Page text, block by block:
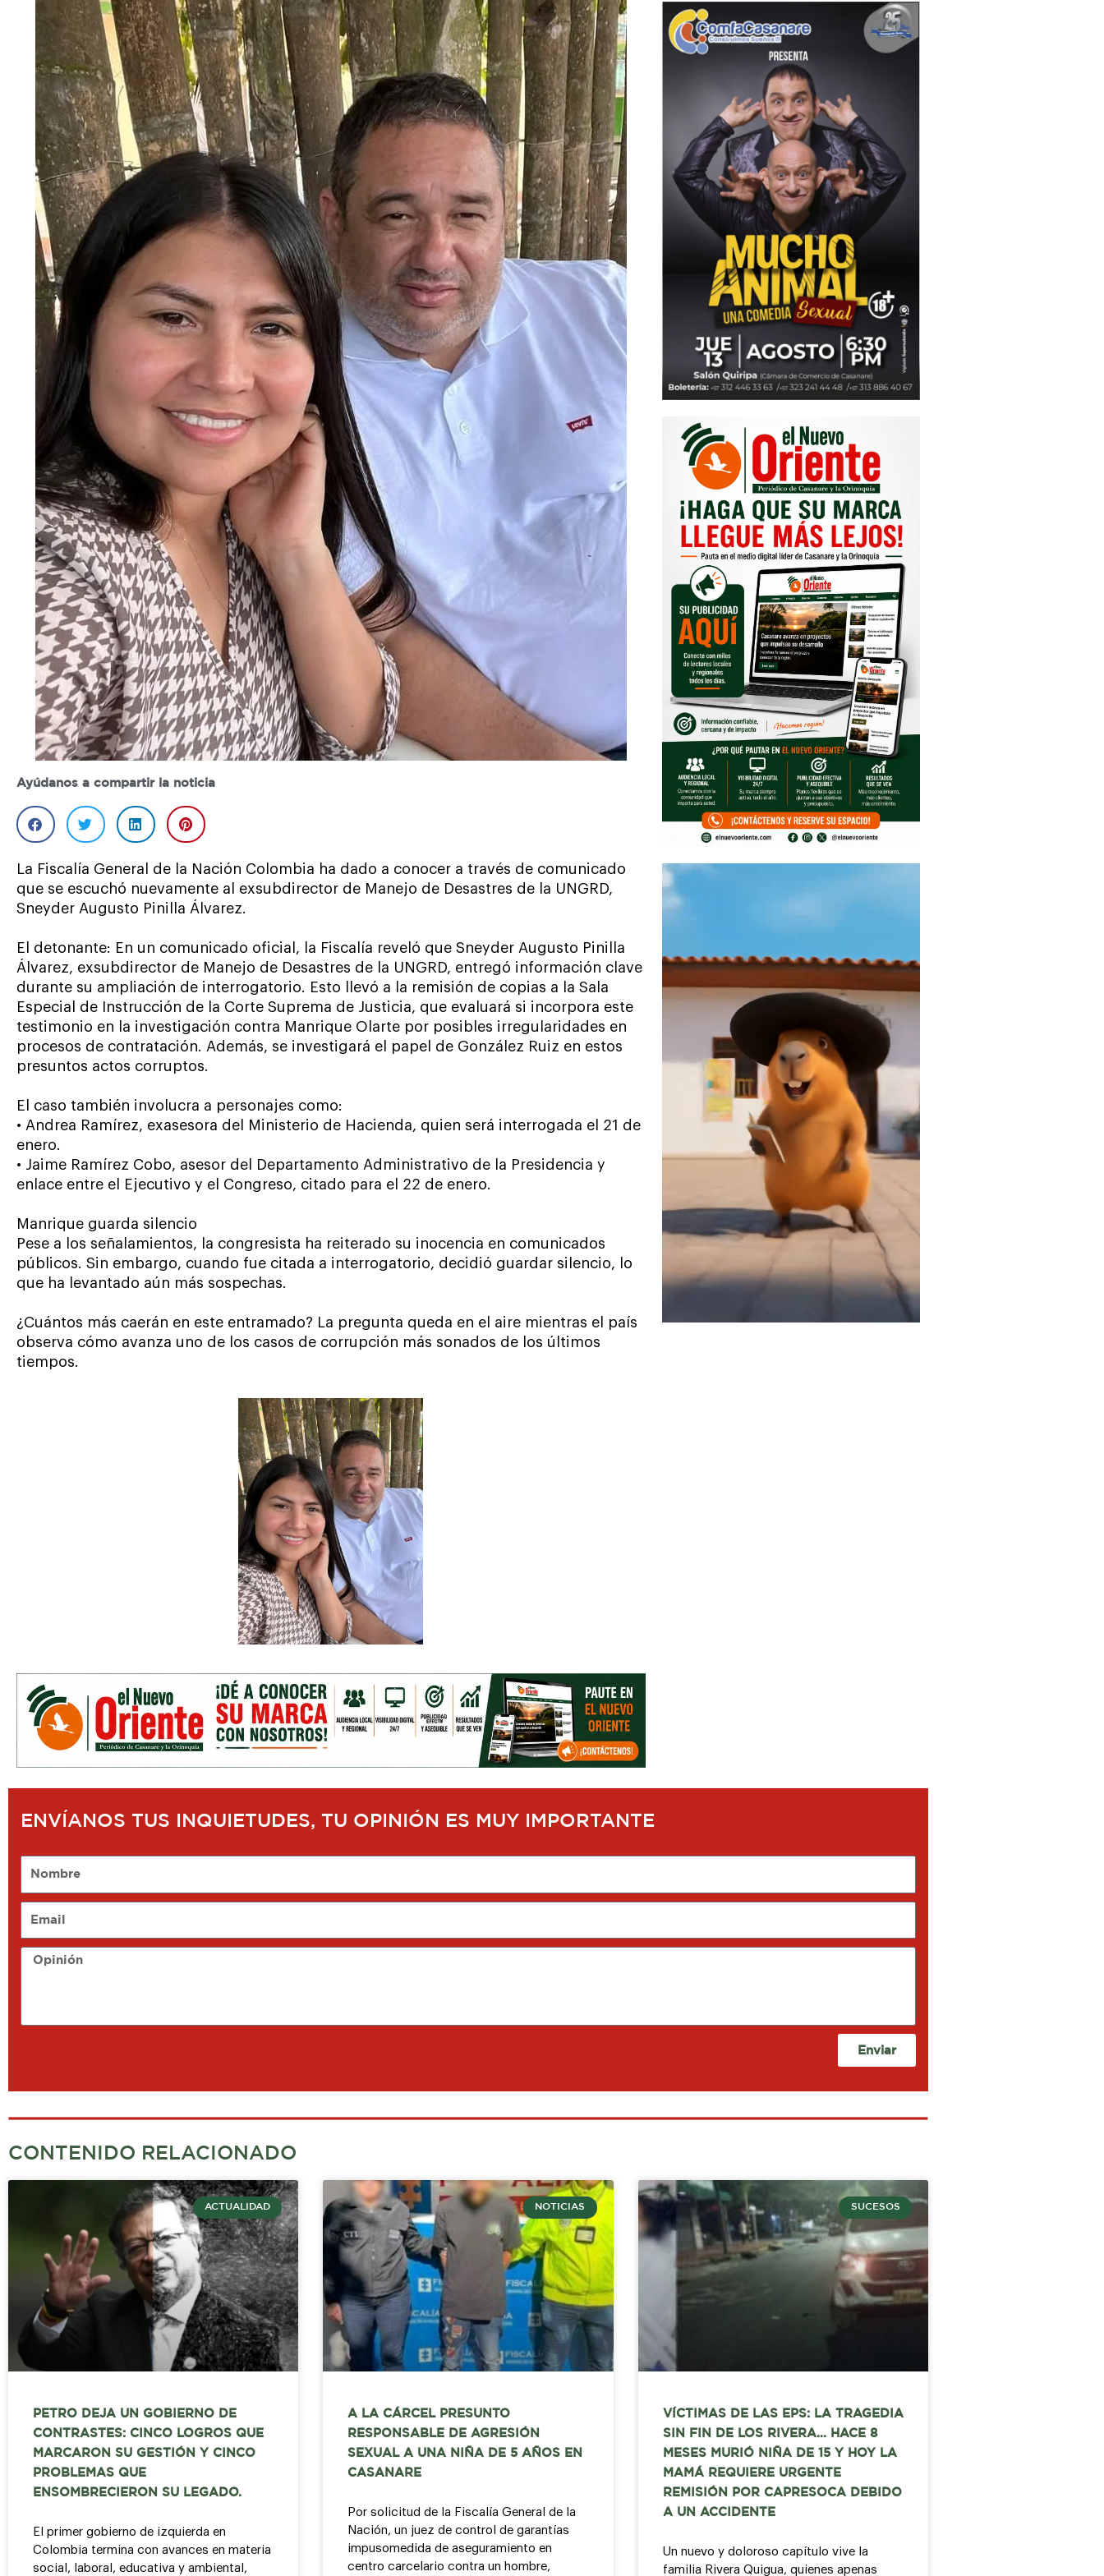
Ayúdanos a compartir la noticia
La Fiscalía General de la Nación Colombia ha dado a conocer a través de comunicado
que se escuchó nuevamente al exsubdirector de Manejo de Desastres de la UNGRD,
Sneyder Augusto Pinilla Álvarez.
El detonante: En un comunicado oficial, la Fiscalía reveló que Sneyder Augusto Pinilla
Álvarez, exsubdirector de Manejo de Desastres de la UNGRD, entregó información clave
durante su ampliación de interrogatorio. Esto llevó a la remisión de copias a la Sala
Especial de Instrucción de la Corte Suprema de Justicia, que evaluará si incorpora este
testimonio en la investigación contra Manrique Olarte por posibles irregularidades en
procesos de contratación. Además, se investigará el papel de González Ruiz en estos
presuntos actos corruptos.
El caso también involucra a personajes como:
• Andrea Ramírez, exasesora del Ministerio de Hacienda, quien será interrogada el 21 de
enero.
• Jaime Ramírez Cobo, asesor del Departamento Administrativo de la Presidencia y
enlace entre el Ejecutivo y el Congreso, citado para el 22 de enero.
Manrique guarda silencio
Pese a los señalamientos, la congresista ha reiterado su inocencia en comunicados
públicos. Sin embargo, cuando fue citada a interrogatorio, decidió guardar silencio, lo
que ha levantado aún más sospechas.
¿Cuántos más caerán en este entramado? La pregunta queda en el aire mientras el país
observa cómo avanza uno de los casos de corrupción más sonados de los últimos
tiempos.
ENVÍANOS TUS INQUIETUDES, TU OPINIÓN ES MUY IMPORTANTE
Opinión
Enviar
CONTENIDO RELACIONADO
ACTUALIDAD
PETRO DEJA UN GOBIERNO DE
CONTRASTES: CINCO LOGROS QUE
MARCARON SU GESTIÓN Y CINCO
PROBLEMAS QUE
ENSOMBRECIERON SU LEGADO.
El primer gobierno de izquierda en
Colombia termina con avances en materia
social, laboral, educativa y ambiental,
NOTICIAS
A LA CÁRCEL PRESUNTO
RESPONSABLE DE AGRESIÓN
SEXUAL A UNA NIÑA DE 5 AÑOS EN
CASANARE
Por solicitud de la Fiscalía General de la
Nación, un juez de control de garantías
impusomedida de aseguramiento en
centro carcelario contra un hombre,
SUCESOS
VÍCTIMAS DE LAS EPS: LA TRAGEDIA
SIN FIN DE LOS RIVERA… HACE 8
MESES MURIÓ NIÑA DE 15 Y HOY LA
MAMÁ REQUIERE URGENTE
REMISIÓN POR CAPRESOCA DEBIDO
A UN ACCIDENTE
Un nuevo y doloroso capítulo vive la
familia Rivera Quigua, quienes apenas